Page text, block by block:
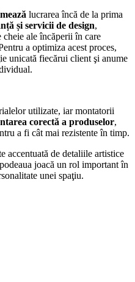
lucrarea încă de la prima
și servicii de design,
cheie ale încăperii în care
a optimiza acest proces,
unicată fiecărui client şi anume
utilizate, iar montatorii
corectă a produselor,
a fi cât mai rezistente în timp.
accentuată de detaliile artistice
joacă un rol important în
unei spaţiu.